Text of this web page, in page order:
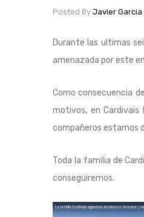
Posted By Javier Garcia
Durante las ultimas
amenazada por este
Como consecuencia
motivos, en
compañeros estamos
Toda la familia de
conseguiremos.